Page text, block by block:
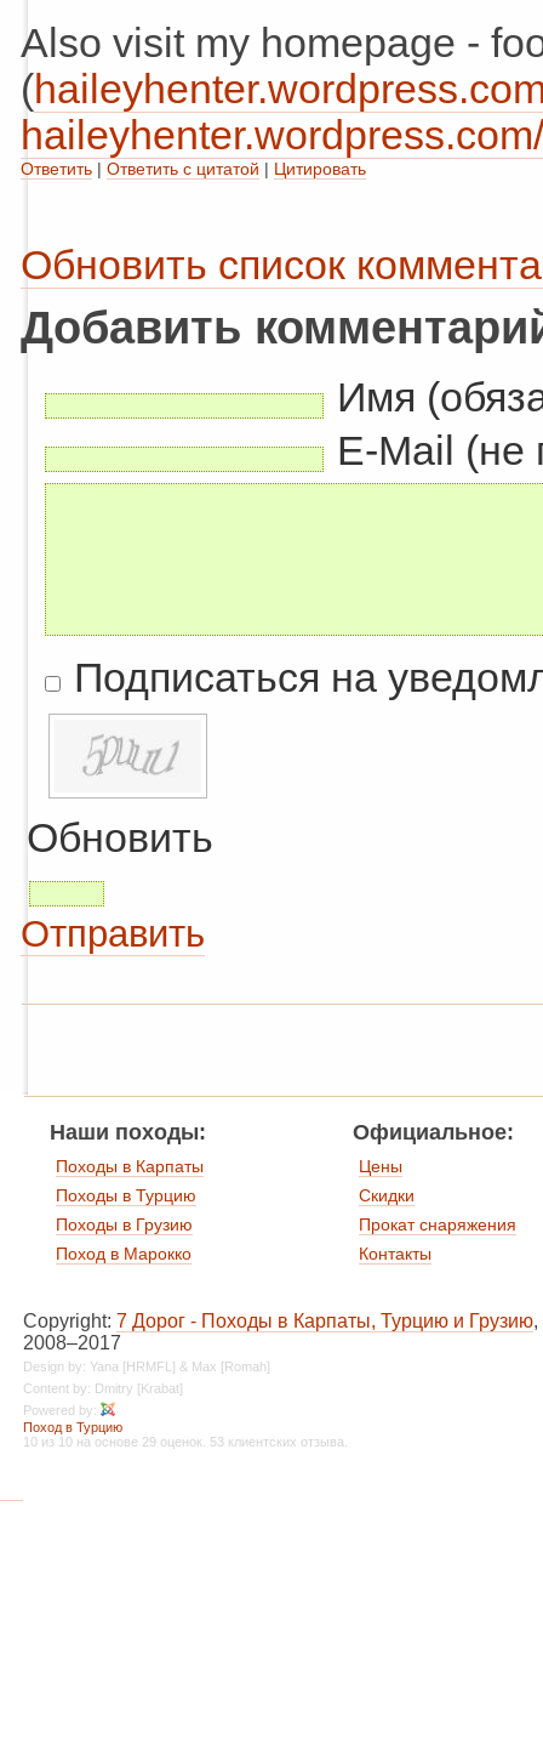
Also visit my homepage -
(
Ответить | Ответить с цитатой | Цитировать
Обновить список
Добавить
Имя
E-Mail (не
Подписаться на
Обновить
Отправить
Наши походы:
Походы в Карпаты
Походы в Турцию
Походы в Грузию
Поход в Марокко
Официальное:
Цены
Скидки
Прокат снаряжения
Контакты
Copyright: 7 Дорог - Походы в Карпаты, Турцию и Грузию,
2008–2017
Design by: Yana [HRMFL] & Max [Romah]
Content by: Dmitry [Krabat]
Powered by:
Поход в Турцию
10 из 10 на основе 29 оценок. 53 клиентских отзыва.